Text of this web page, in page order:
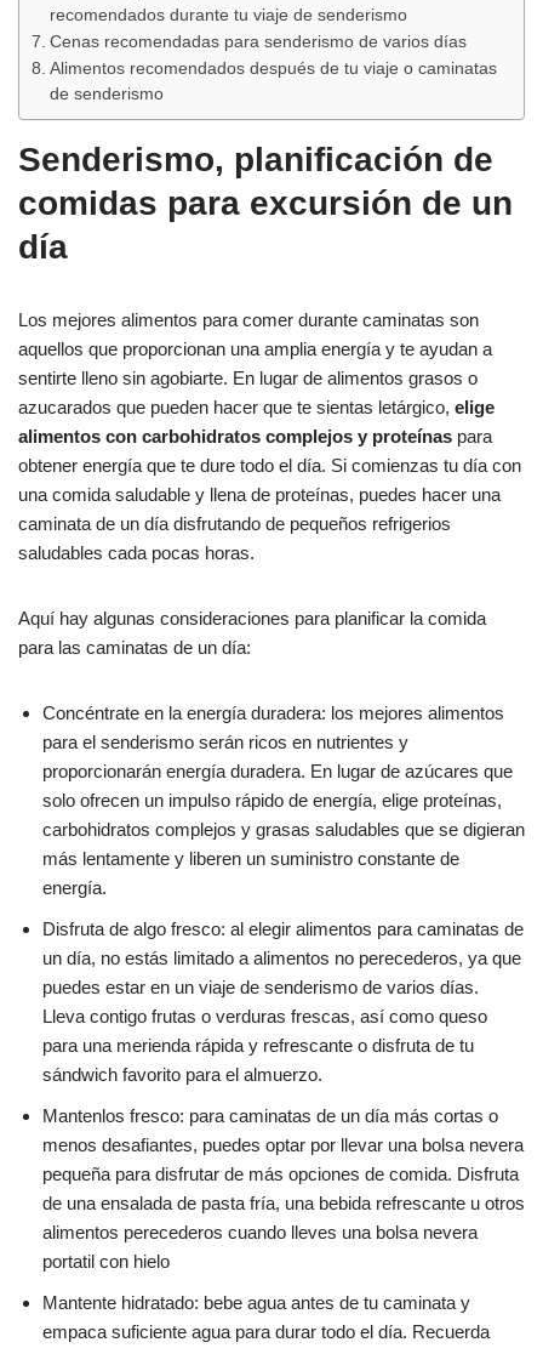
recomendados durante tu viaje de senderismo
Cenas recomendadas para senderismo de varios días
Alimentos recomendados después de tu viaje o caminatas
de senderismo
Senderismo, planificación de
comidas para excursión de un
día
Los mejores alimentos para comer durante caminatas son
aquellos que proporcionan una amplia energía y te ayudan a
sentirte lleno sin agobiarte. En lugar de alimentos grasos o
azucarados que pueden hacer que te sientas letárgico, elige
alimentos con carbohidratos complejos y proteínas para
obtener energía que te dure todo el día. Si comienzas tu día con
una comida saludable y llena de proteínas, puedes hacer una
caminata de un día disfrutando de pequeños refrigerios
saludables cada pocas horas.
Aquí hay algunas consideraciones para planificar la comida
para las caminatas de un día:
Concéntrate en la energía duradera: los mejores alimentos
para el senderismo serán ricos en nutrientes y
proporcionarán energía duradera. En lugar de azúcares que
solo ofrecen un impulso rápido de energía, elige proteínas,
carbohidratos complejos y grasas saludables que se digieran
más lentamente y liberen un suministro constante de
energía.
Disfruta de algo fresco: al elegir alimentos para caminatas de
un día, no estás limitado a alimentos no perecederos, ya que
puedes estar en un viaje de senderismo de varios días.
Lleva contigo frutas o verduras frescas, así como queso
para una merienda rápida y refrescante o disfruta de tu
sándwich favorito para el almuerzo.
Mantenlos fresco: para caminatas de un día más cortas o
menos desafiantes, puedes optar por llevar una bolsa nevera
pequeña para disfrutar de más opciones de comida. Disfruta
de una ensalada de pasta fría, una bebida refrescante u otros
alimentos perecederos cuando lleves una bolsa nevera
portatil con hielo
Mantente hidratado: bebe agua antes de tu caminata y
empaca suficiente agua para durar todo el día. Recuerda